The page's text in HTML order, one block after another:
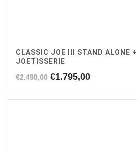
CLASSIC JOE III STAND ALONE +
JOETISSERIE
€2.498,00 Oorspronkelijke
was:
€1.795,00Huidige
is: